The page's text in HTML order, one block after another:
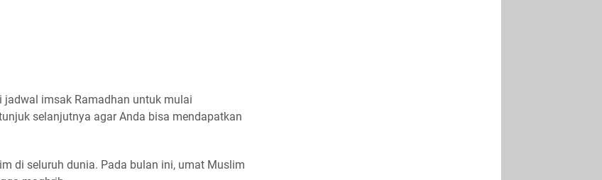
jadwal imsak Ramadhan untuk mulai
selanjutnya agar Anda bisa mendapatkan
di seluruh dunia. Pada bulan ini, umat Muslim